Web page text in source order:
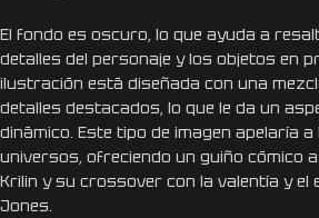
El fondo es oscuro, lo que ayuda a
detalles del personaje y los objetos en
ilustración está diseñada con una
detalles destacados, lo que le da un
dinámico. Este tipo de imagen apelaría
universos, ofreciendo un guiño cómico
Krilin y su crossover con la valentía y el
Jones.